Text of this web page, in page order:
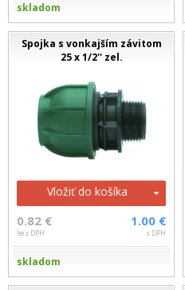
skladom
Spojka s vonkajším závitom
25 x 1/2'' zel.
Vložiť do košíka
0.82 €
bez DPH
1.00 €
s DPH
skladom